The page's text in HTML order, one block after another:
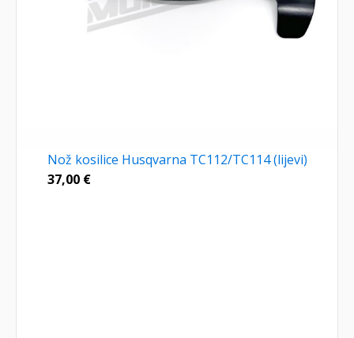
Nož kosilice Husqvarna TC112/TC114 (lijevi)
37,00 €